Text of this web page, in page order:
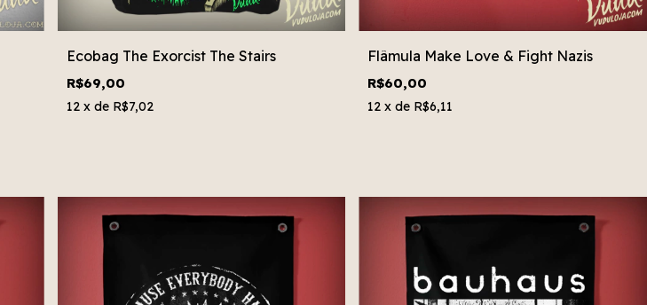
Ecobag The Exorcist The Stairs
R$69,00
12 x de R$7,02
Flâmula Make Love & Fight Nazis
R$60,00
12 x de R$6,11